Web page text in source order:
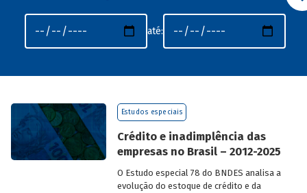
até:
Estudos especiais
Crédito e inadimplência das
empresas no Brasil – 2012-2025
O Estudo especial 78 do BNDES analisa a
evolução do estoque de crédito e da